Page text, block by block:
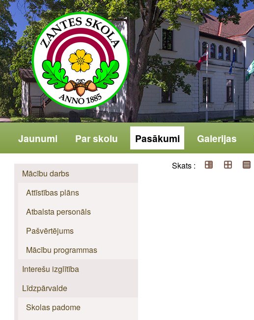
Jaunumi Par skolu Pasākumi Galerijas
Mācību darbs
Attīstības plāns
Atbalsta personāls
Pašvērtējums
Mācību programmas
Interešu izglītība
Līdzpārvalde
Skolas padome
Skats :